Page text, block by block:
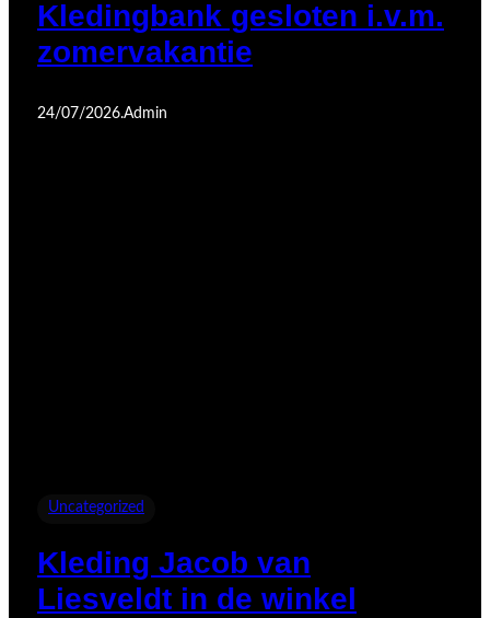
Kledingbank gesloten i.v.m.
zomervakantie
24/07/2026.Admin
Uncategorized
Kleding Jacob van
Liesveldt in de winkel